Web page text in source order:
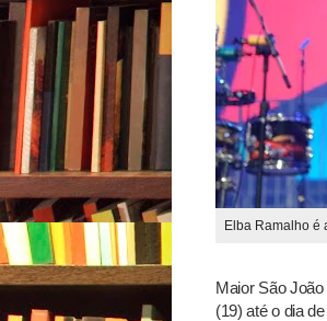
Elba Ramalho é
Maior São
(19) até o dia